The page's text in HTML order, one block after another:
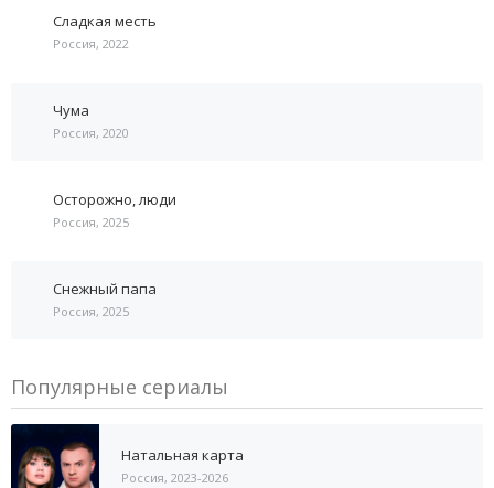
Сладкая месть
Россия, 2022
Чума
Россия, 2020
Осторожно, люди
Россия, 2025
Снежный папа
Россия, 2025
Популярные сериалы
Натальная карта
Россия, 2023-2026